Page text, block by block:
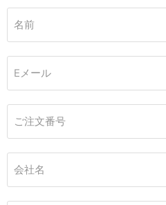
名前
Eメール
ご注文番号
会社名